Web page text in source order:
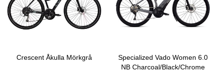
Crescent Åkulla Mörkgrå
Specialized Vado Women 6.0
NB Charcoal/Black/Chrome